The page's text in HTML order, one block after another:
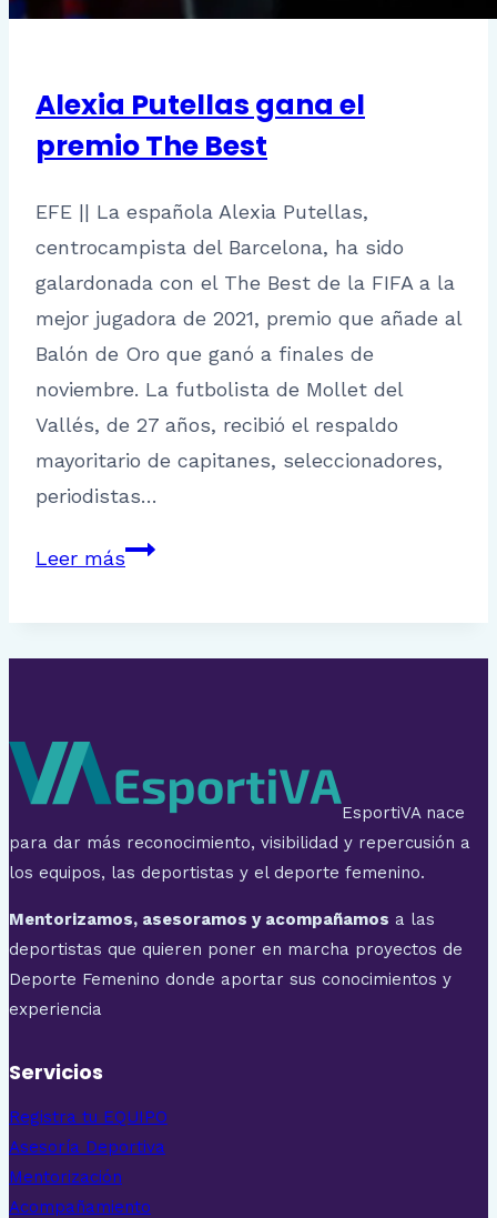
Alexia Putellas gana el
premio The Best
EFE || La española Alexia Putellas,
centrocampista del Barcelona, ha sido
galardonada con el The Best de la FIFA a la
mejor jugadora de 2021, premio que añade al
Balón de Oro que ganó a finales de
noviembre. La futbolista de Mollet del
Vallés, de 27 años, recibió el respaldo
mayoritario de capitanes, seleccionadores,
periodistas…
Leer másAlexia
gana
el
EsportiVA nace
para dar más reconocimiento, visibilidad y repercusión a
los equipos, las deportistas y el deporte femenino.
Mentorizamos, asesoramos y acompañamos a las
deportistas que quieren poner en marcha proyectos de
Deporte Femenino donde aportar sus conocimientos y
experiencia
Servicios
Registra tu EQUIPO
Asesoría Deportiva
Mentorización
Acompañamiento